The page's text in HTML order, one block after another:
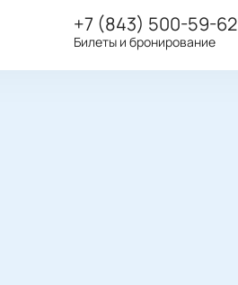
+7 (843) 500-59-62
Билеты и бронирование